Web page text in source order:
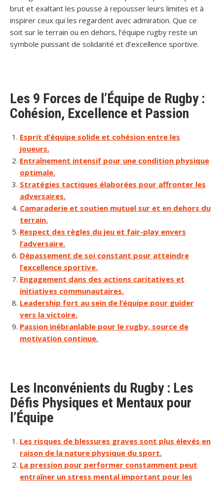
brut et exaltant les pousse à repousser leurs limites et à
inspirer ceux qui les regardent avec admiration. Que ce
soit sur le terrain ou en dehors, l’équipe rugby reste un
symbole puissant de solidarité et d’excellence sportive.
Les 9 Forces de l’Équipe de Rugby :
Cohésion, Excellence et Passion
Esprit d’équipe solide et cohésion entre les
joueurs.
Entraînement intensif pour une condition physique
optimale.
Stratégies tactiques élaborées pour affronter les
adversaires.
Camaraderie et soutien mutuel sur et en dehors du
terrain.
Respect des règles du jeu et fair-play envers
l’adversaire.
Dépassement de soi constant pour atteindre
l’excellence sportive.
Engagement dans des actions caritatives et
initiatives communautaires.
Leadership fort au sein de l’équipe pour guider
vers la victoire.
Passion inébranlable pour le rugby, source de
motivation continue.
Les Inconvénients du Rugby : Les
Défis Physiques et Mentaux pour
l’Équipe
Les risques de blessures graves sont plus élevés en
raison de la nature physique du sport.
La pression pour performer constamment peut
entraîner un stress mental important pour les